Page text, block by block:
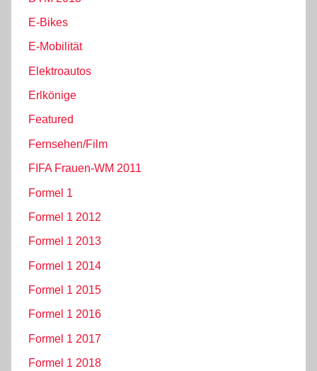
E-Bikes
E-Mobilität
Elektroautos
Erlkönige
Featured
Fernsehen/Film
FIFA Frauen-WM 2011
Formel 1
Formel 1 2012
Formel 1 2013
Formel 1 2014
Formel 1 2015
Formel 1 2016
Formel 1 2017
Formel 1 2018